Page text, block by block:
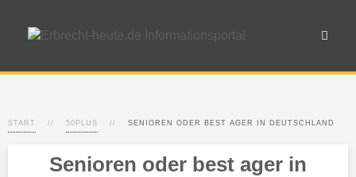
START 50PLUS SENIOREN ODER BEST AGER IN DEUTSCHLAND
Senioren oder best ager in